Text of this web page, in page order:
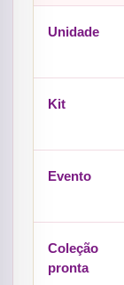
Unidade
Kit
Evento
Coleção
pronta